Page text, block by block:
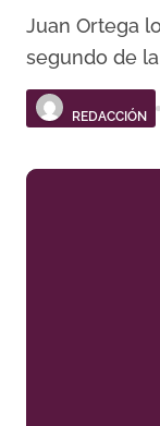
Juan Ortega logró cortar una oreja del
segundo de
REDACCIÓN